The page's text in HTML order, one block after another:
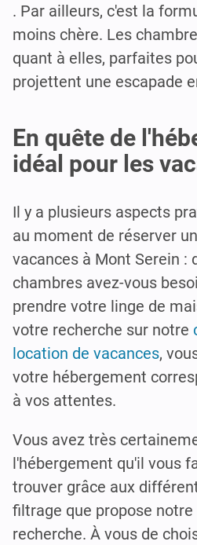
. Par ailleurs, c'est la
moins chère. Les
quant à elles, parfaites
projettent une escapade
En quête de
idéal pour les
Il y a plusieurs aspects
au moment de réserver
vacances à Mont Serein :
chambres avez-vous
prendre votre linge de
votre recherche sur notre
location de vacances,
votre hébergement
à vos attentes.
Vous avez très
l'hébergement qu'il vous
trouver grâce aux
filtrage que propose
recherche. À vous de